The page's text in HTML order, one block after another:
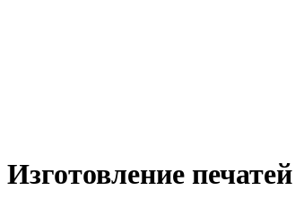
Изготовление